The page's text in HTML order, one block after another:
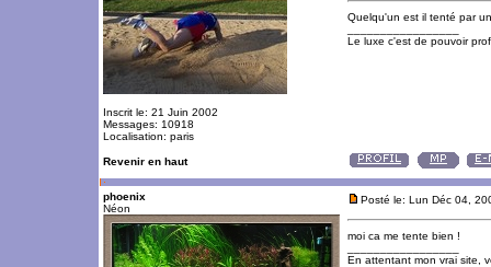
Inscrit le: 21 Juin 2002
Messages: 10918
Localisation: paris
Quelqu'un est il tenté par
Le luxe c'est de pouvoir
Revenir en haut
phoenix
Néon
Posté le: Lun Déc 04,
moi ca me tente bien !
En attentant mon vrai site,